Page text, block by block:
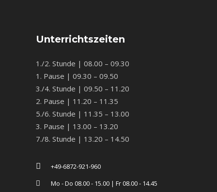
Unterrichtszeiten
1./2. Stunde | 08.00 – 09.30
1. Pause | 09.30 – 09.50
3./4. Stunde | 09.50 – 11.20
2. Pause | 11.20 – 11.35
5./6. Stunde | 11.35 – 13.00
3. Pause | 13.00 – 13.20
7./8. Stunde | 13.20 – 14.50
+49-6872-921-960
Mo - Do 08.00 - 15.00 | Fr 08.00 - 14.45